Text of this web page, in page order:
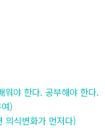
야 한다. 공부해야 한다.
)
식변화가 먼저다)